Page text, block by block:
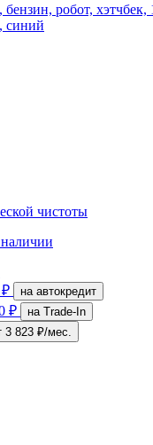
робот, хэтчбек,
синий
чистоты
₽ на автокредит
₽
на Trade-In
3 823 ₽/мес.